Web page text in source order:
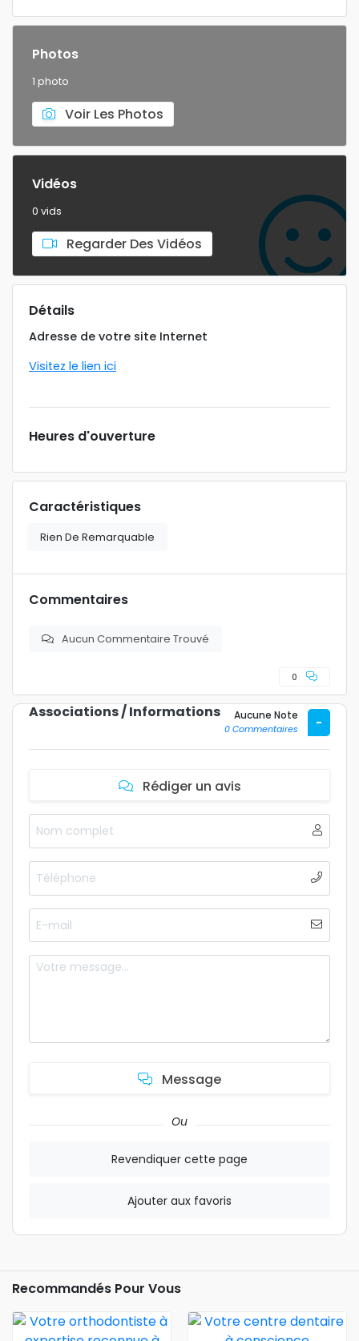
Photos
1 photo
Voir Les Photos
Vidéos
0 vids
Regarder Des Vidéos
Détails
Adresse de votre site Internet
Visitez le lien ici
Heures d'ouverture
Caractéristiques
Rien De Remarquable
Commentaires
Aucun Commentaire Trouvé
0
Associations / Informations Aucune Note
0 Commentaires -
Rédiger un avis
Message
Ou
Revendiquer cette page
Ajouter aux favoris
Recommandés Pour Vous